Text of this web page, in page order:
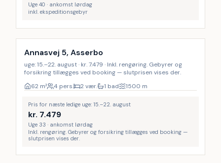
Uge 40 · ankomst lørdag
inkl. ekspeditionsgebyr
Inkl. rengøring
Annasvej 5, Asserbo
uge: 15.–22. august · kr. 7.479 · Inkl. rengøring. Gebyrer og
forsikring tillægges ved booking — slutprisen vises der.
62 m² 4 pers. 2 vær. 1 bad 1500 m
Pris for næste ledige uge: 15.–22. august
kr. 7.479
Uge 33 · ankomst lørdag
Inkl. rengøring. Gebyrer og forsikring tillægges ved booking —
slutprisen vises der.
Inkl. rengøring